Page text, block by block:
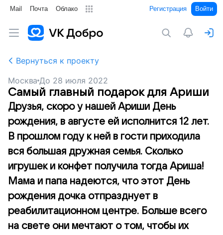
Mail Почта Облако Регистрация Войти
Вернуться к проекту
Москва До 28 июля 2022
Самый главный подарок для Ариши
Друзья, скоро у нашей Ариши День
рождения, в августе ей исполнится 12 лет.
В прошлом году к ней в гости приходила
вся большая дружная семья. Сколько
игрушек и конфет получила тогда Ариша!
Мама и папа надеются, что этот День
рождения дочка отпразднует в
реабилитационном центре. Больше всего
на свете они мечтают о том, чтобы их